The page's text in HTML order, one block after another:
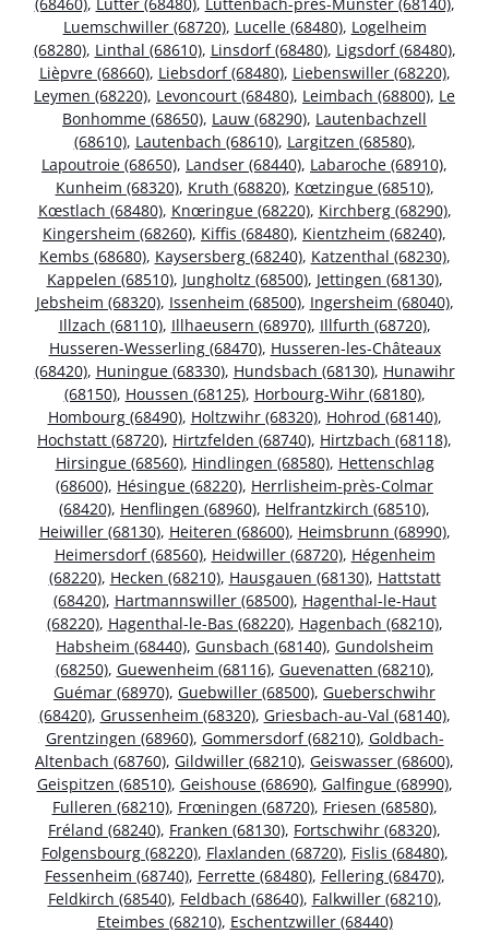
Luemschwiller (68720), Lucelle (68480), Logelheim
(68280), Linthal (68610), Linsdorf (68480), Ligsdorf (68480),
Lièpvre (68660), Liebsdorf (68480), Liebenswiller (68220),
Leymen (68220), Levoncourt (68480), Leimbach (68800), Le
Bonhomme (68650), Lauw (68290), Lautenbachzell
(68610), Lautenbach (68610), Largitzen (68580),
Lapoutroie (68650), Landser (68440), Labaroche (68910),
Kunheim (68320), Kruth (68820), Kœtzingue (68510),
Kœstlach (68480), Knœringue (68220), Kirchberg (68290),
Kingersheim (68260), Kiffis (68480), Kientzheim (68240),
Kembs (68680), Kaysersberg (68240), Katzenthal (68230),
Kappelen (68510), Jungholtz (68500), Jettingen (68130),
Jebsheim (68320), Issenheim (68500), Ingersheim (68040),
Illzach (68110), Illhaeusern (68970), Illfurth (68720),
Husseren-Wesserling (68470), Husseren-les-Châteaux
(68420), Huningue (68330), Hundsbach (68130), Hunawihr
(68150), Houssen (68125), Horbourg-Wihr (68180),
Hombourg (68490), Holtzwihr (68320), Hohrod (68140),
Hochstatt (68720), Hirtzfelden (68740), Hirtzbach (68118),
Hirsingue (68560), Hindlingen (68580), Hettenschlag
(68600), Hésingue (68220), Herrlisheim-près-Colmar
(68420), Henflingen (68960), Helfrantzkirch (68510),
Heiwiller (68130), Heiteren (68600), Heimsbrunn (68990),
Heimersdorf (68560), Heidwiller (68720), Hégenheim
(68220), Hecken (68210), Hausgauen (68130), Hattstatt
(68420), Hartmannswiller (68500), Hagenthal-le-Haut
(68220), Hagenthal-le-Bas (68220), Hagenbach (68210),
Habsheim (68440), Gunsbach (68140), Gundolsheim
(68250), Guewenheim (68116), Guevenatten (68210),
Guémar (68970), Guebwiller (68500), Gueberschwihr
(68420), Grussenheim (68320), Griesbach-au-Val (68140),
Grentzingen (68960), Gommersdorf (68210), Goldbach-
Altenbach (68760), Gildwiller (68210), Geiswasser (68600),
Geispitzen (68510), Geishouse (68690), Galfingue (68990),
Fulleren (68210), Frœningen (68720), Friesen (68580),
Fréland (68240), Franken (68130), Fortschwihr (68320),
Folgensbourg (68220), Flaxlanden (68720), Fislis (68480),
Fessenheim (68740), Ferrette (68480), Fellering (68470),
Feldkirch (68540), Feldbach (68640), Falkwiller (68210),
Eteimbes (68210), Eschentzwiller (68440)